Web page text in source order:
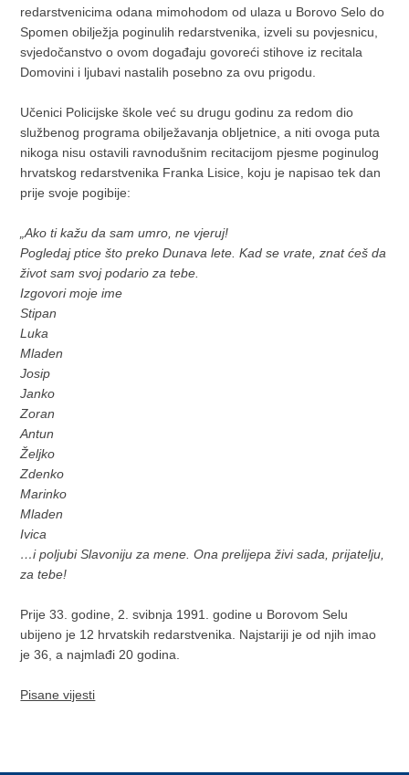
redarstvenicima odana mimohodom od ulaza u Borovo Selo do
Spomen obilježja poginulih redarstvenika, izveli su povjesnicu,
svjedočanstvo o ovom događaju govoreći stihove iz recitala
Domovini i ljubavi nastalih posebno za ovu prigodu.
Učenici Policijske škole već su drugu godinu za redom dio
službenog programa obilježavanja obljetnice, a niti ovoga puta
nikoga nisu ostavili ravnodušnim recitacijom pjesme poginulog
hrvatskog redarstvenika Franka Lisice, koju je napisao tek dan
prije svoje pogibije:
„Ako ti kažu da sam umro, ne vjeruj!
Pogledaj ptice što preko Dunava lete. Kad se vrate, znat ćeš da
život sam svoj podario za tebe.
Izgovori moje ime
Stipan
Luka
Mladen
Josip
Janko
Zoran
Antun
Željko
Zdenko
Marinko
Mladen
Ivica
…i poljubi Slavoniju za mene. Ona prelijepa živi sada, prijatelju,
za tebe!
Prije 33. godine, 2. svibnja 1991. godine u Borovom Selu
ubijeno je 12 hrvatskih redarstvenika. Najstariji je od njih imao
je 36, a najmlađi 20 godina.
Pisane vijesti